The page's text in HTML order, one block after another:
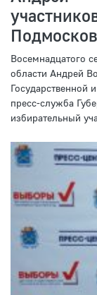
Восемнадцатого
области Андрей
Государственной
пресс-служба
избирательный